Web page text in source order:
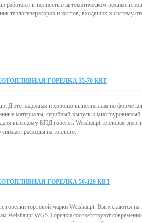
работают в полностью автоматическом режиме и
теплогенераторов и котлов, входящих в систему
ГОРЕЛКА 35-70 КВТ
Д это надежная и хорошо выполненная по форме
материалы, серийный выпуск и многоуровневый
высокому КПД горелок Weishaupt тепловая
снижает расходы на топливо.
ГОРЕЛКА 50-120 КВТ
горелки торговой марки Weishaupt. Выпускаются на
Weishaupt WG5. Горелки соответствуют